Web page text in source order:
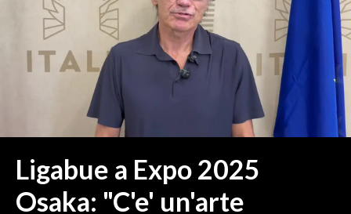
MEDIO CAMPIDANO
ORISTANO E PROVINCIA
SASSARI E PROVINCIA
NUORO E PROVINCIA
CRONACA
ITALIA
Ligabue a Expo 2025
Osaka: "C'e' un'arte